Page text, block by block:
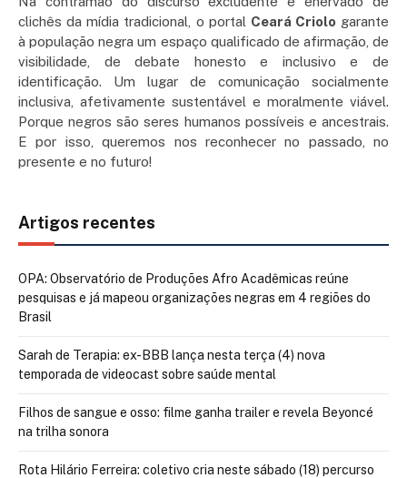
clichês da mídia tradicional, o portal Ceará Criolo garante
à população negra um espaço qualificado de afirmação, de
visibilidade, de debate honesto e inclusivo e de
identificação. Um lugar de comunicação socialmente
inclusiva, afetivamente sustentável e moralmente viável.
Porque negros são seres humanos possíveis e ancestrais.
E por isso, queremos nos reconhecer no passado, no
presente e no futuro!
Artigos recentes
OPA: Observatório de Produções Afro Acadêmicas reúne
pesquisas e já mapeou organizações negras em 4 regiões do
Brasil
Sarah de Terapia: ex-BBB lança nesta terça (4) nova
temporada de videocast sobre saúde mental
Filhos de sangue e osso: filme ganha trailer e revela Beyoncé
na trilha sonora
Rota Hilário Ferreira: coletivo cria neste sábado (18) percurso